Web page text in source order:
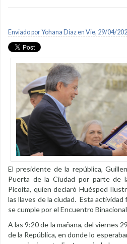
Enviado porYohana Diazen Vie, 29/04/
El presidente de la república,
Puerta de la Ciudad por parte de
Picoita, quien declaró Huésped
las llaves de la ciudad. Esta
se cumple por el Encuentro
A las 9:20 de la mañana, del viernes
de la República, en donde lo